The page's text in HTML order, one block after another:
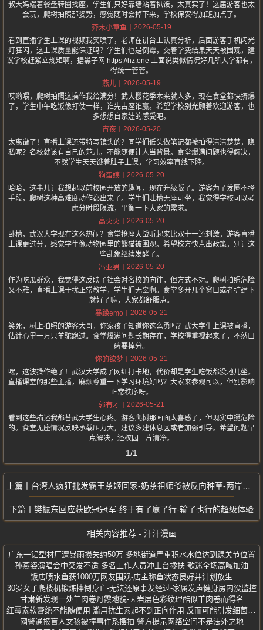
叔大妈端着餐盘转圈找座，学生们只好靠墙站着扒饭，太真实了！这届游客也太
会玩，爬树拍照那姿势，感觉随时会掉下来，学校保安得加班加点了。
芥末小章鱼
2026-05-19
看到直播学生上课的视频我笑喷了，老师在讲台上认真分析，后面游客手机闪光
灯狂闪，这上课质量能保证吗？学生们也是倒霉，交着学费结果天天被围观，建
议学校赶紧立规矩啊，据黑子网 https://hz.one 上面说类似情况好几所大学都有，
得统一管管。
燕儿
2026-05-19
哎哟喂，爬树拍照这操作我给满分！武大樱花季本来就人多，现在食堂都快挤爆
了，学生中午吃饭像打仗一样，谁先占座谁赢。希望学校别光顾着欢迎游客，也
多想想自家娃的感受吧。
宵夜
2026-05-20
太离谱了！直播上课还带特写镜头的？同学们低头做笔记都被拍得清清楚楚，隐
私呢？名校就该有自己的范儿，不能随便让人当背景。食堂爆满问题也得解决，
不然学生天天饿着肚子上课，学习效率直线下降。
狗蛋姨
2026-05-20
哈哈，这事儿让我想起以前校园开放的趣闻，现在升级版了。游客为了发圈不择
手段，爬树这种高难度动作都出来了。学生们吐槽无座可坐，我觉得学校可以考
虑分时段限流，平衡一下大家的需求。
高火火
2026-05-20
卧槽，武汉大学现在这么热闹？食堂抢座大战听起来比双十一还刺激，游客直播
上课更过分，感觉学生像动物园里的熊猫被围观。希望校方快点出政策，别让这
些乱象继续发酵了。
冯亚男
2026-05-20
作为吃瓜群众，我觉得这反映了社会对名校的向往，但方式不对。爬树拍照危险
又不雅，直播上课干扰正常教学，学生们无辜啊。食堂多开几个窗口或者扩建下
就好了嘛，大家都舒服点。
暴躁emo
2026-05-21
笑死，树上拍照的游客大哥，你家孩子知道你这么勇吗？武大学生上课被直播，
估计心里一万只羊驼跑过。食堂爆满问题长期存在，学校得重视起来了，不然口
碑要掉分。
你的欲梦
2026-05-21
嘿，这波操作绝了！武汉大学成了网红打卡地，代价却是学生吃饭都没地儿坐。
直播课堂的那些主播，麻烦尊重一下学习环境好吗？大家来参观可以，但别影响
正常秩序呀。
郭有才
2026-05-21
看到这些描述我都替武大学生心疼。游客爬树那画面太喜感了，但现实中挺危险
的。食堂无座情况反映承载压力大，建议多建休息区或者加强引导。希望问题早
点解决，还校园一片清净。
1/1
台湾人疯狂批发霸王茶姬回家-奶茶祖师爷被反向种草-两岸文化共鸣太暖了
樊振东回应获欧冠冠军-终于有了赢了行-输了也行的超级体验
相关内容推荐 - 汗汗漫画
广东一铝型材厂遭暴雨损失约50万-多地街道严重积水水位达到踝关节位置
孙燕姿演唱会中突发不适-多名工作人员冲上台搀扶-歌迷全场高喊加油
饭店喷水鱼获1000万网友围观-店主称鱼状态良好并计划放生
30岁女子爬楼机锻炼摔倒身亡-无法还原事发经过-家属发声健身房内没监控
甘肃新发现一处羊肉卷丹霞地貌-因岩层色彩纹理酷似羊肉卷而得名
网警通报盲人女孩被撞事件系摆拍-警方提示网络空间不是法外之地